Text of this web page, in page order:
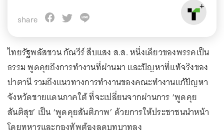
share
ไทยรัฐพลัสชวน กัณวีร์ สืบแสง ส.ส. หนึ่งเดียวของพรรคเป็น
ธรรม พูดคุยถึงการทำงานที่ผ่านมา และปัญหาที่แท้จริงของ
ปาตานี รวมถึงแนวทางการทำงานของคณะทำงานแก้ปัญหา
จังหวัดชายแดนภาคใต้ ที่จะเปลี่ยนจากผ่านการ ‘พูดคุย
สันติสุข’ เป็น ‘พูดคุยสันติภาพ’ ด้วยการให้ประชาชนนำหน้า
โดยทหารและกองทัพต้องลดบทบาทลง